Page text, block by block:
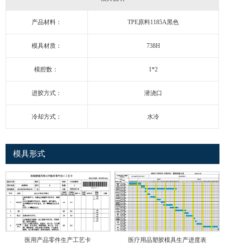
产品材料： TPE原料1185A黑色
模具材质： 738H
模腔数： 1*2
进胶方式： 潜浇口
冷却方式： 水冷
模具形式
医用产品零件生产工艺卡 医疗用品塑胶模具生产进度表